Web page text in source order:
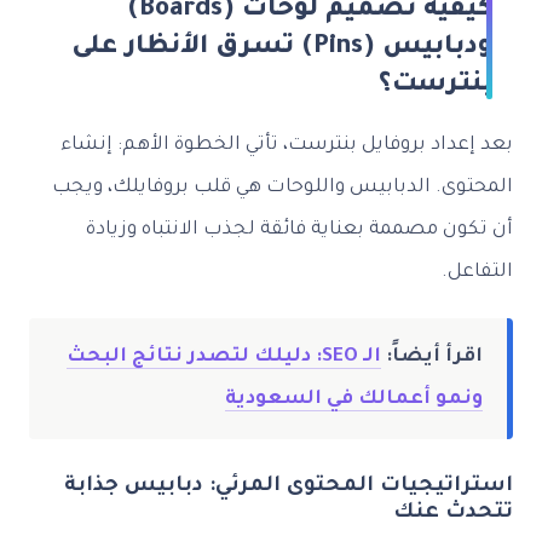
كيفية تصميم لوحات (Boards)
ودبابيس (Pins) تسرق الأنظار على
بنترست؟
بعد إعداد بروفايل بنترست، تأتي الخطوة الأهم: إنشاء
المحتوى. الدبابيس واللوحات هي قلب بروفايلك، ويجب
أن تكون مصممة بعناية فائقة لجذب الانتباه وزيادة
التفاعل.
اقرأ أيضاً: الـ SEO: دليلك لتصدر نتائج البحث
ونمو أعمالك في السعودية
استراتيجيات المحتوى المرئي: دبابيس جذابة
تتحدث عنك